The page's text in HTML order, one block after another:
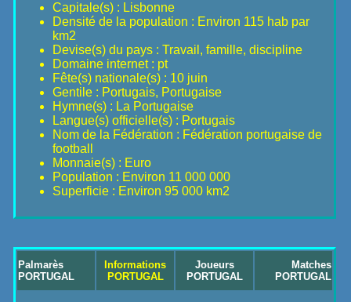
Capitale(s) : Lisbonne
Densité de la population : Environ 115 hab par
km2
Devise(s) du pays : Travail, famille, discipline
Domaine internet : pt
Fête(s) nationale(s) : 10 juin
Gentile : Portugais, Portugaise
Hymne(s) : La Portugaise
Langue(s) officielle(s) : Portugais
Nom de la Fédération : Fédération portugaise de
football
Monnaie(s) : Euro
Population : Environ 11 000 000
Superficie : Environ 95 000 km2
Palmarès
PORTUGAL
Informations
PORTUGAL
Joueurs
PORTUGAL
Matches
PORTUGAL